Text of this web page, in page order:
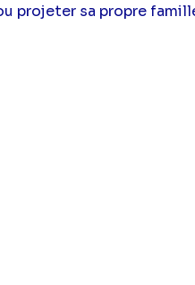
projeter sa propre